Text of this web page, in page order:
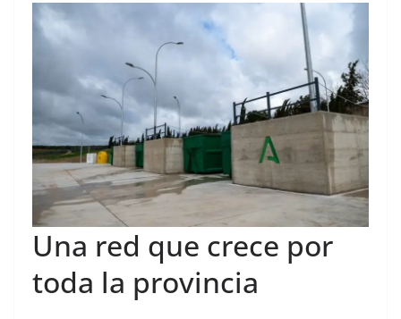
Una red que crece por
toda la provincia